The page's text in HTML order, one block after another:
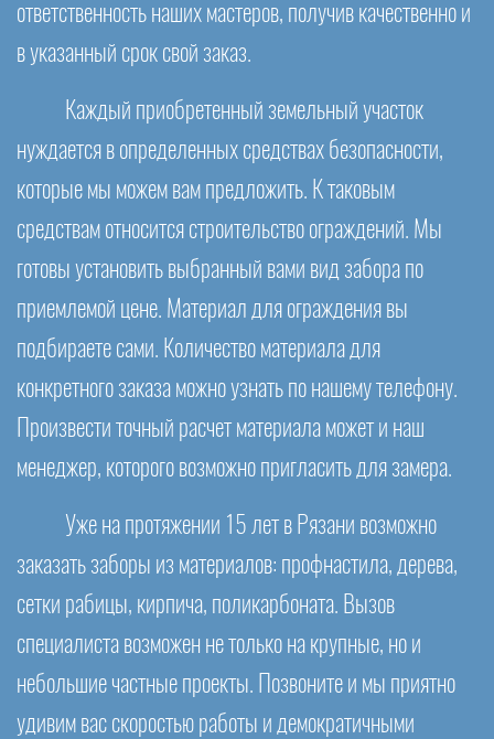
ответственность наших мастеров, получив качественно и
в указанный срок свой заказ.
Каждый приобретенный земельный участок
нуждается в определенных средствах безопасности,
которые мы можем вам предложить. К таковым
средствам относится строительство ограждений. Мы
готовы установить выбранный вами вид забора по
приемлемой цене. Материал для ограждения вы
подбираете сами. Количество материала для
конкретного заказа можно узнать по нашему телефону.
Произвести точный расчет материала может и наш
менеджер, которого возможно пригласить для замера.
Уже на протяжении 15 лет в Рязани возможно
заказать заборы из материалов: профнастила, дерева,
сетки рабицы, кирпича, поликарбоната. Вызов
специалиста возможен не только на крупные, но и
небольшие частные проекты. Позвоните и мы приятно
удивим вас скоростью работы и демократичными